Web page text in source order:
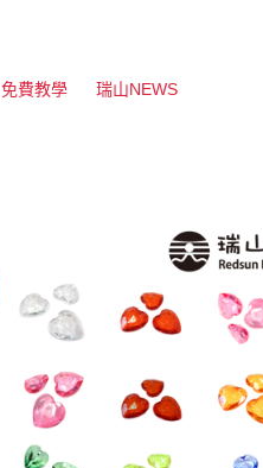
免費教學 瑞山NEWS